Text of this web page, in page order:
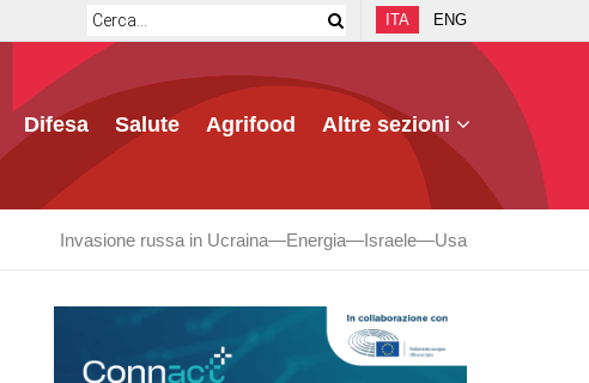
ITA ENG
Difesa Salute Agrifood Altre sezioni
Invasione russa in Ucraina Energia Israele Usa